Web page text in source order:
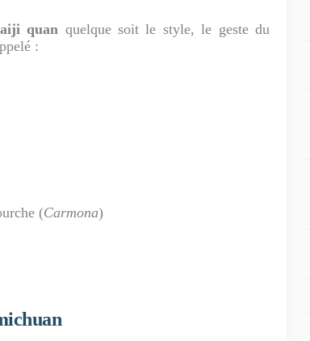
quan quelque soit le style, le geste du
:
(Carmona)